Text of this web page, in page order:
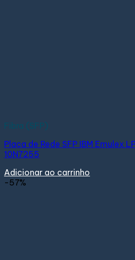
Fibra (SFP)
Placa de Rede SFP IBM Emulex
10N7255
Adicionar ao carrinho
-57%